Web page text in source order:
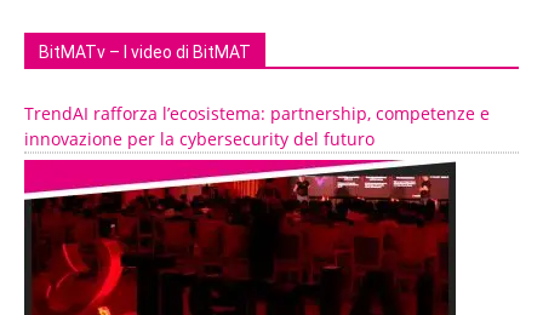
BitMATv – I video di BitMAT
TrendAI rafforza l’ecosistema: partnership, competenze e
innovazione per la cybersecurity del futuro